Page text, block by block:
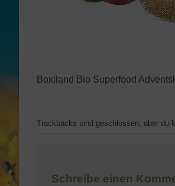
Boxiland Bio Superfood
Trackbacks sind geschlossen, aber du
Schreibe einen